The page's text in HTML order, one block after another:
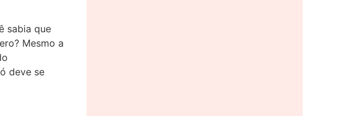
sabia que
Mesmo a
deve se